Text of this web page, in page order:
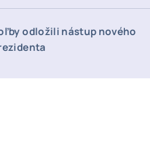
odložili nástup nového